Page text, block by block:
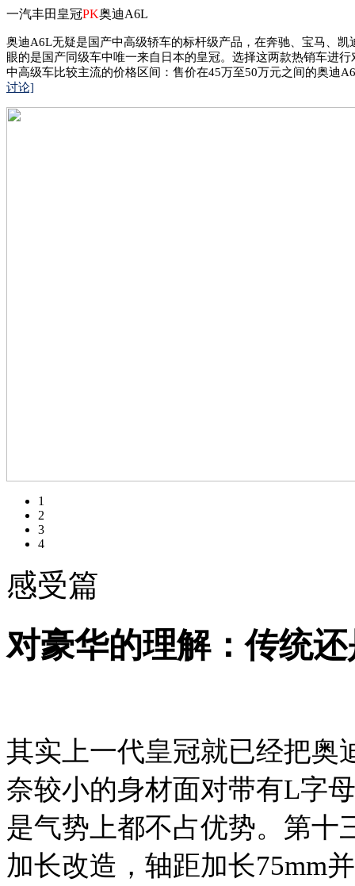
一汽丰田皇冠PK奥迪A6L
奥迪A6L无疑是国产中高级轿车的标杆级产品，在奔驰、宝马、
眼的是国产同级车中唯一来自日本的皇冠。选择这两款热销车进
中高级车比较主流的价格区间：售价在45万至50万元之间的奥迪
讨论]
1
2
3
4
感受篇
对豪华的理解：传统
其实上一代皇冠就已经把奥
奈较小的身材面对带有L字
是气势上都不占优势。第十
加长改造，轴距加长75mm